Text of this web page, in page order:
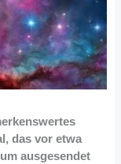
das vor etwa
ausgesendet